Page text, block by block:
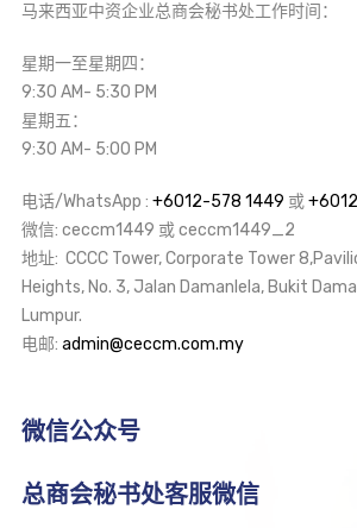
马来西亚中资企业总商会秘书处工作时间：
星期一至星期四：
9:30 AM- 5:30 PM
星期五：
9:30 AM- 5:00 PM
电话/WhatsApp : +6012-578 1449 或
微信: ceccm1449 或 ceccm1449_2
地址: CCCC Tower, Corporate Tower
Heights, No. 3, Jalan Damanlela, Bukit
Lumpur.
电邮: admin@ceccm.com.my
微信公众号
总商会秘书处客服微信